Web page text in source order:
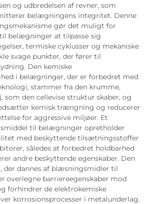
og udbredelsen af revner, som
belægningens integritet. Denne
gør det muligt for
belægninger at tilpasse sig
termiske cyklusser og mekaniske
svage punkter, der fører til
Den kemiske
i belægninger, der er forbedret med
stammer fra den krumme,
den cellevise struktur skaber, og
kemisk trængning og reducerer
for aggressive miljøer. Et
til belægninger opretholder
med beskyttende tilsætningsstoffer
således at forbedret holdbarhed
andre beskyttende egenskaber. Den
der dannes af blæsningsmidler til
overlegne barriereegenskaber mod
forhindrer de elektrokemiske
korrosionsprocesser i metalunderlag.